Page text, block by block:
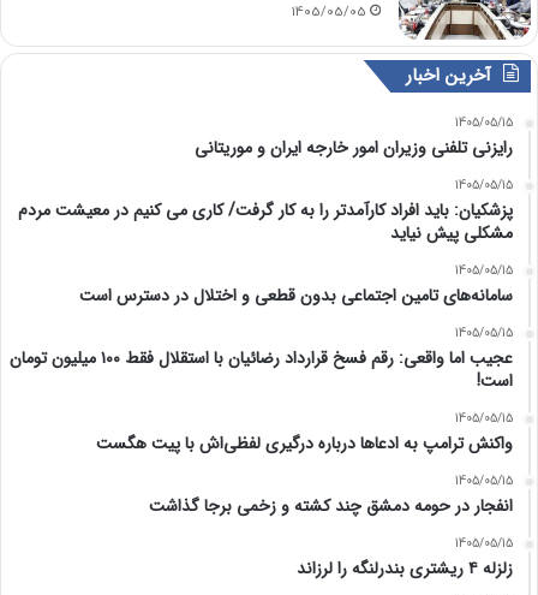
1405/05/05
آخرین اخبار
1405/05/15
رایزنی تلفنی وزیران امور خارجه ایران و موریتانی
1405/05/15
پزشکیان: باید افراد کارآمدتر را به کار گرفت/ کاری می کنیم در معیشت مردم
مشکلی پیش نیاید
1405/05/15
سامانه‌های تامین اجتماعی بدون قطعی و اختلال در دسترس است
1405/05/15
عجیب اما واقعی: رقم فسخ قرارداد رضائیان با استقلال فقط ۱۰۰ میلیون تومان
است!
1405/05/15
واکنش ترامپ به ادعاها درباره درگیری لفظی‌اش با پیت هگست
1405/05/15
انفجار در حومه دمشق چند کشته و زخمی برجا گذاشت
1405/05/15
زلزله ۴ ریشتری بندرلنگه را لرزاند